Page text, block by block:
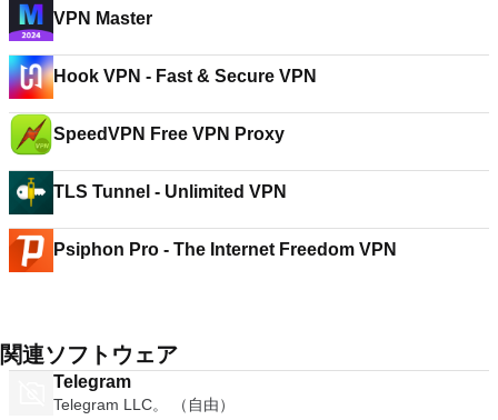
VPN Master
Hook VPN - Fast & Secure VPN
SpeedVPN Free VPN Proxy
TLS Tunnel - Unlimited VPN
Psiphon Pro - The Internet Freedom VPN
関連ソフトウェア
Telegram
Telegram LLC。 （自由）